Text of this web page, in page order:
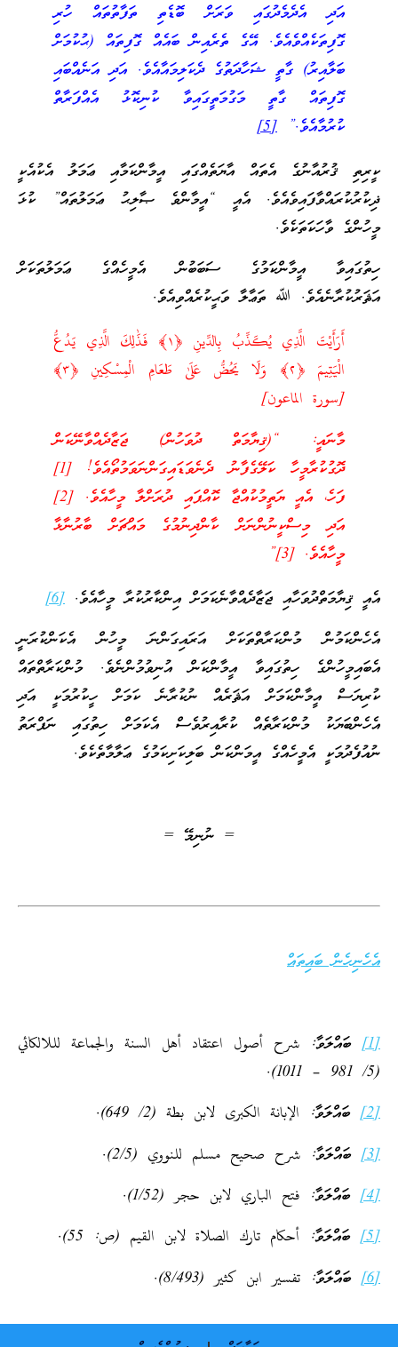
އަދި އެދެމެދުގައި ވަރަށް ބޮޑެތި ތަފާތުތައް ހުރި
ގޮފިތަކެއްވެއެވެ. އޭގެ ތެރެއިން ބައެއް ގޮފިތައް (ޙުކުމަށް
ބަލާއިރު) ގާތީ ޝަހާދަތުގެ ދެކަލިމައާއެވެ. އަދި އަނެއްބައި
ގޮފިތައް ގާތީ މަގުމަތީގައިވާ ކުނިކޮޅު އެއްފަރާތް
ކުރުމާއެވެ.” [5]
ކީރިތި ޤުރުއާނުގެ އެތައް އާޔަތެއްގައި އީމާންކަމާއި ޢަމަލު އެކުއެކީ
ޛިކުރުކުރައްވާފައިވެއެވެ. އެއީ “އީމާންވެ ޞާލިޙު ޢަމަލުތައް” ކުޅަ
މީހުންގެ ވާހަކަތަކެވެ.
ހިތުގައިވާ އީމާންކަމުގެ ސަބަބުން އެމީހެއްގެ ޢަމަލުތަކަށް
އަޘަރުކުރާނެއެވެ. ﷲ ތަޢާލާ ވަޙީކުރެއްވިއެވެ.
أَرَأَيْتَ الَّذِي يُكَذِّبُ بِالدِّينِ ﴿١﴾ فَذَٰلِكَ الَّذِي يَدُعُّ
الْيَتِيمَ ﴿٢﴾ وَلَا يَحُضُّ عَلَىٰ طَعَامِ الْمِسْكِينِ ﴿٣﴾
[سورة الماعون]
މާނައީ: “(ޤިޔާމަތް ދުވަހުން) ޖަޒާދެއްވާނޭކަން
ދޮގުކުރާމީހާ ކަލޭގެފާނު ދެނެވަޑައިގަންނަވަމުތޯއެވެ! [1]
ފަހެ، އެއީ ޔަތީމުކުއްޖާ ކޮއްޕައި ދުރަށްލާ މީހާއެވެ. [2]
އަދި މިސްކީނުންނަށް ކާންދިނުމުގެ މައްޗަށް ބާރުނާޅާ
މީހާއެވެ. [3]”
އެއީ ޤިޔާމަތްދުވަހާއި ޖަޒާދެއްވާނެކަމަށް އިންކާރުކުރާ މީހާއެވެ. [6]
އެހެންކަމުން މުންކަރާތްތަކަށް އަރައިގަންނަ މީހުން އެކަންކުރަނީ
އެބައިމީހުންގެ ހިތުގައިވާ އީމާންކަން އުނިވުމުންނެވެ. މުންކަރާތްތައް
ކުރިޔަސް އީމާންކަމަށް އަޘަރެއް ނުކުރާނެ ކަމަށް ހީކުރުމަކީ އަދި
އެހެންބަޔަކު މުންކަރާތެއް ކުރާއިރުވެސް އެކަމަށް ހިތުގައި ނަފްރަތު
ނުއުފެދުމަކީ އެމީހެއްގެ އީމަންކަން ބަލިކަށިކަމުގެ ޢަލާމާތެކެވެ.
= ނުނިމޭ =
އެހެނިހެން ބައިތައް
[1]
ބައްލަވާ: شرح أصول اعتقاد أهل السنة والجماعة لللالكائي
(5/ 981 – 1011).
[2]
ބައްލަވާ: الإبانة الكبرى لابن بطة (2/ 649).
[3]
ބައްލަވާ: شرح صحيح مسلم للنووي (2/5).
[4]
ބައްލަވާ: فتح الباري لابن حجر (1/52).
[5]
ބައްލަވާ: أحكام تارك الصلاة لابن القيم (ص: 55).
[6]
ބައްލަވާ: تفسير ابن كثير (8/493).